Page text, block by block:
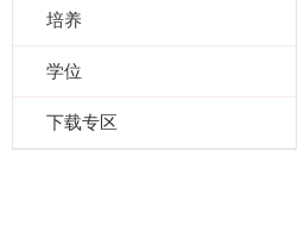
培养
学位
下载专区